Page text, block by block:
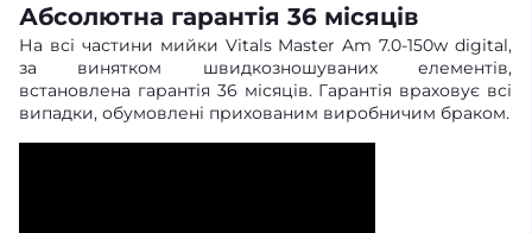
Абсолютна гарантія 36 місяців
На всі частини мийки Vitals Master Am 7.0-150w digital,
за винятком швидкозношуваних елементів,
встановлена гарантія 36 місяців. Гарантія враховує всі
випадки, обумовлені прихованим виробничим браком.